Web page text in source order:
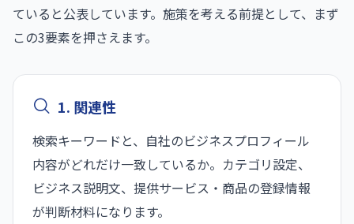
ていると公表しています。施策を考える前提として、まず
この3要素を押さえます。
1. 関連性
検索キーワードと、自社のビジネスプロフィール
内容がどれだけ一致しているか。カテゴリ設定、
ビジネス説明文、提供サービス・商品の登録情報
が判断材料になります。